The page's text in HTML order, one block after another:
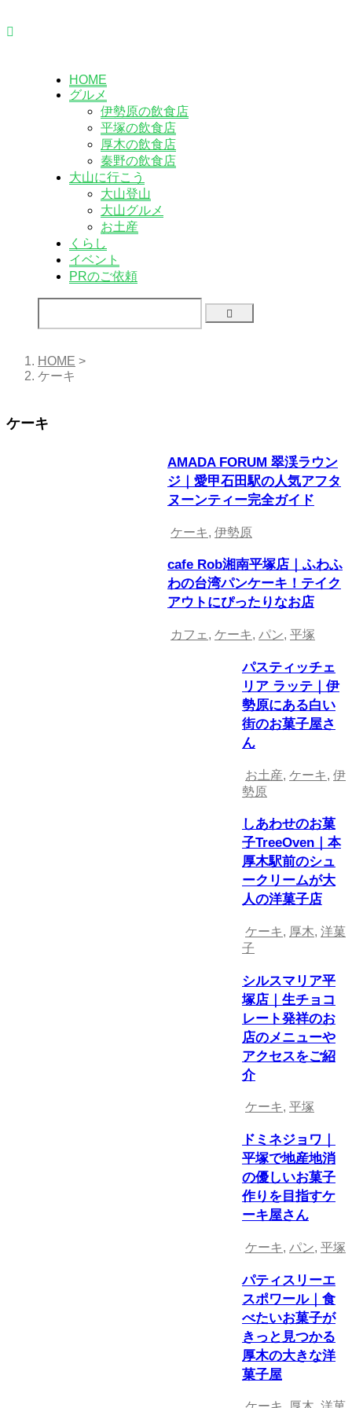
HOME
グルメ
伊勢原の飲食店
平塚の飲食店
厚木の飲食店
秦野の飲食店
大山に行こう
大山登山
大山グルメ
お土産
くらし
イベント
PRのご依頼
HOME >
ケーキ
ケーキ
AMADA FORUM 翠渓ラウン
ジ｜愛甲石田駅の人気アフタ
ヌーンティー完全ガイド
ケーキ, 伊勢原
cafe Rob湘南平塚店｜ふわふ
わの台湾パンケーキ！テイク
アウトにぴったりなお店
カフェ , ケーキ, パン, 平塚
パスティッチェ
リア ラッテ｜伊
勢原にある白い
街のお菓子屋さ
ん
お土産, ケーキ, 伊
勢原
しあわせのお菓
子TreeOven｜本
厚木駅前のシュ
ークリームが大
人の洋菓子店
ケーキ, 厚木, 洋菓
子
シルスマリア平
塚店｜生チョコ
レート発祥のお
店のメニューや
アクセスをご紹
介
ケーキ, 平塚
ドミネジョワ｜
平塚で地産地消
の優しいお菓子
作りを目指すケ
ーキ屋さん
ケーキ, パン, 平塚
パティスリーエ
スポワール｜食
べたいお菓子が
きっと見つかる
厚木の大きな洋
菓子屋